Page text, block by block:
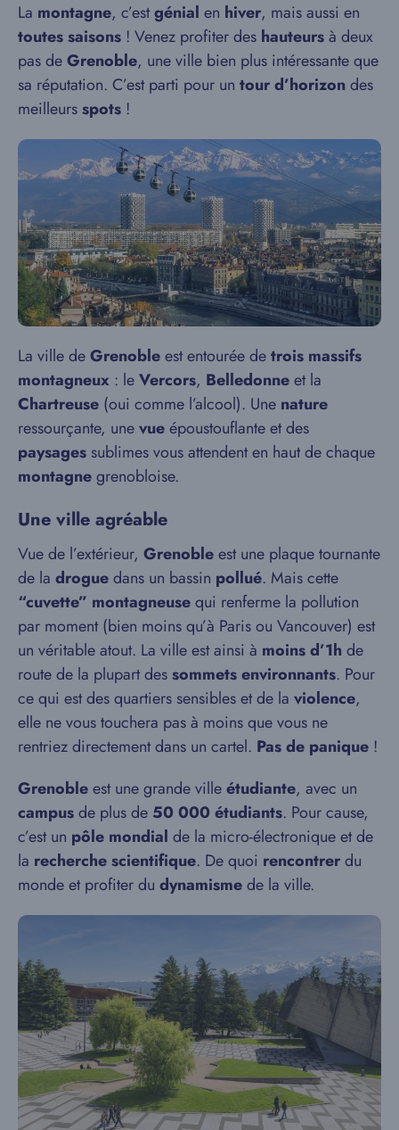
La montagne, c’estgénial en hiver, mais aussi en
toutes saisons ! Venez profiter des hauteursà deux
pas deGrenoble, une ville bien plus intéressante que
sa réputation. C’est parti pour un tour d’horizondes
meilleursspots !
La ville deGrenobleest entourée detrois massifs
montagneux : leVercors, Belledonneet la
Chartreuse (oui comme l’alcool). Une nature
ressourçante, unevueépoustouflante et des
paysages sublimes vous attendent en haut de chaque
montagnegrenobloise.
Une ville agréable
Vue de l’extérieur, Grenobleest une plaque tournante
de la droguedans un bassin pollué. Mais cette
“cuvette” montagneusequi renferme la pollution
par moment (bien moins qu’à Paris ou Vancouver) est
un véritable atout. La ville est ainsi à moins d’1h de
route de la plupart dessommets environnants. Pour
ce qui est des quartiers sensibles et de la violence,
elle ne vous touchera pas à moins que vous ne
rentriez directement dans un cartel. Pas de panique !
Grenobleest une grande villeétudiante, avec un
campusde plus de 50 000 étudiants. Pour cause,
c’est un pôle mondial de la micro-électronique et de
la recherche scientifique. De quoi rencontrerdu
monde et profiter du dynamismede la ville.